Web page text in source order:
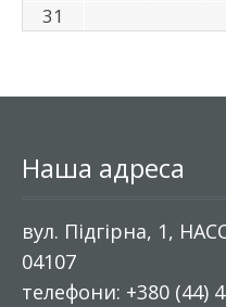
31
Наша адреса
вул. Підгірна, 1,
04107
телефони: +380 (44)